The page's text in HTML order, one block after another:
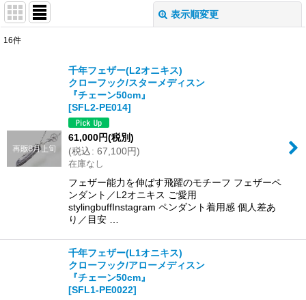
表示順変更
16件
千年フェザー(L2オニキス)
クローフック/スターメディスン
『チェーン50cm』
[SFL2-PE014]
61,000円(税別)
(税込: 67,100円)
在庫なし
フェザー能力を伸ばす飛躍のモチーフ フェザーペ
ンダント／L2オニキス ご愛用
stylingbuffInstagram ペンダント着用感 個人差あ
り／目安 …
千年フェザー(L1オニキス)
クローフック/アローメディスン
『チェーン50cm』
[SFL1-PE0022]